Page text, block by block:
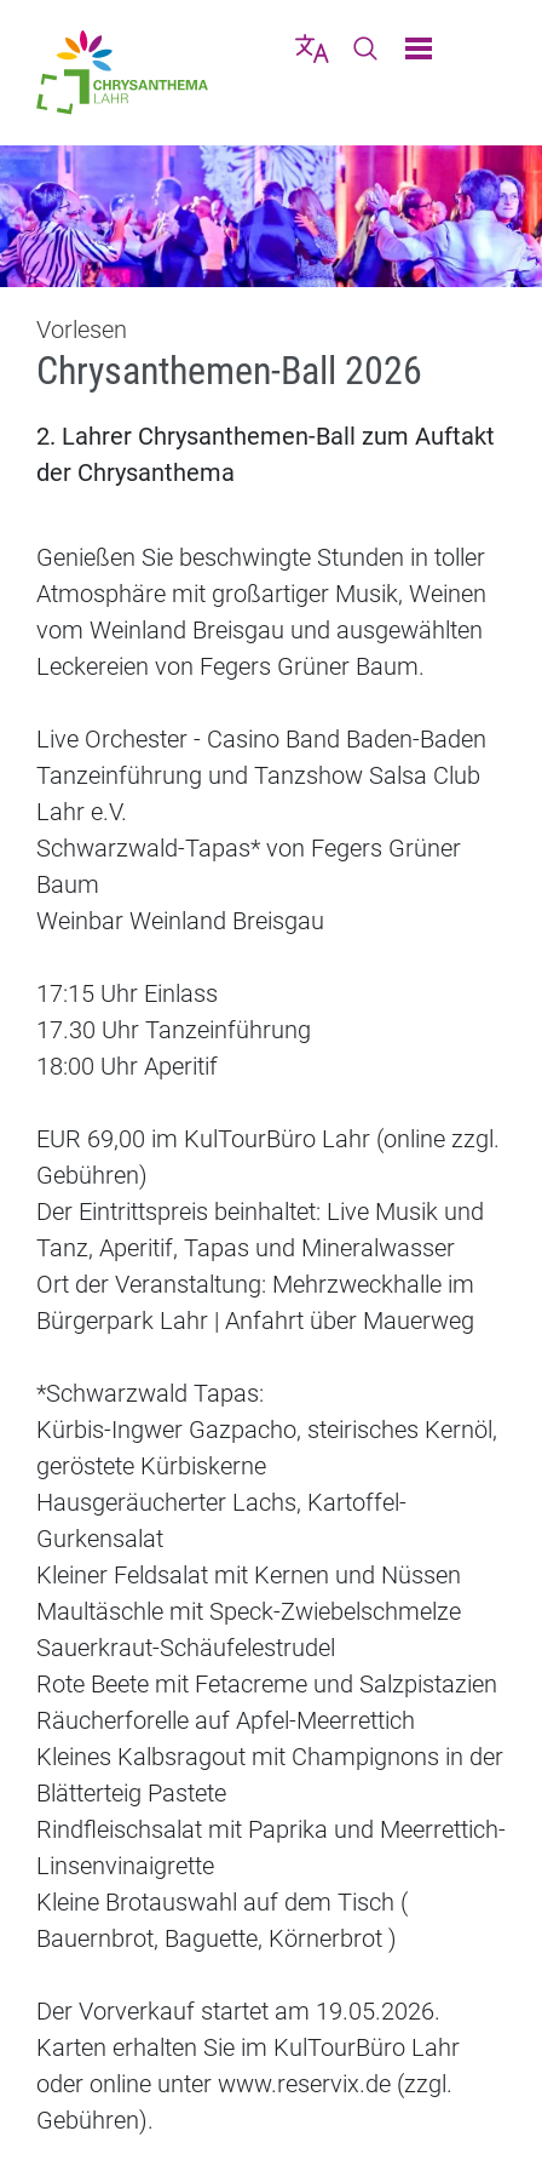
Sprache wählen
Seiten-Suche
Menü schließen
Vorlesen
Chrysanthemen-Ball 2026
2. Lahrer Chrysanthemen-Ball zum Auftakt
der Chrysanthema
Genießen Sie beschwingte Stunden in toller
Atmosphäre mit großartiger Musik, Weinen
vom Weinland Breisgau und ausgewählten
Leckereien von Fegers Grüner Baum.
Live Orchester - Casino Band Baden-Baden
Tanzeinführung und Tanzshow Salsa Club
Lahr e.V.
Schwarzwald-Tapas* von Fegers Grüner
Baum
Weinbar Weinland Breisgau
17:15 Uhr Einlass
17.30 Uhr Tanzeinführung
18:00 Uhr Aperitif
EUR 69,00 im KulTourBüro Lahr (online zzgl.
Gebühren)
Der Eintrittspreis beinhaltet: Live Musik und
Tanz, Aperitif, Tapas und Mineralwasser
Ort der Veranstaltung: Mehrzweckhalle im
Bürgerpark Lahr | Anfahrt über Mauerweg
*Schwarzwald Tapas:
Kürbis-Ingwer Gazpacho, steirisches Kernöl,
geröstete Kürbiskerne
Hausgeräucherter Lachs, Kartoffel-
Gurkensalat
Kleiner Feldsalat mit Kernen und Nüssen
Maultäschle mit Speck-Zwiebelschmelze
Sauerkraut-Schäufelestrudel
Rote Beete mit Fetacreme und Salzpistazien
Räucherforelle auf Apfel-Meerrettich
Kleines Kalbsragout mit Champignons in der
Blätterteig Pastete
Rindfleischsalat mit Paprika und Meerrettich-
Linsenvinaigrette
Kleine Brotauswahl auf dem Tisch (
Bauernbrot, Baguette, Körnerbrot )
Der Vorverkauf startet am 19.05.2026.
Karten erhalten Sie im KulTourBüro Lahr
oder online unter www.reservix.de (zzgl.
Gebühren).